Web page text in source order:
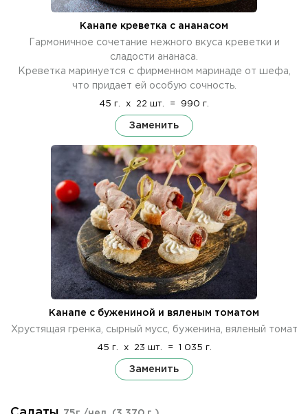
Канапе креветка с ананасом
Гармоничное сочетание нежного вкуса креветки и
сладости ананаса.
Креветка маринуется с фирменном маринаде от шефа,
что придает ей особую сочность.
45 г. x 22 шт. = 990 г.
Заменить
Канапе с бужениной и вяленым томатом
Хрустящая гренка, сырный мусс, буженина, вяленый томат
45 г. x 23 шт. = 1 035 г.
Заменить